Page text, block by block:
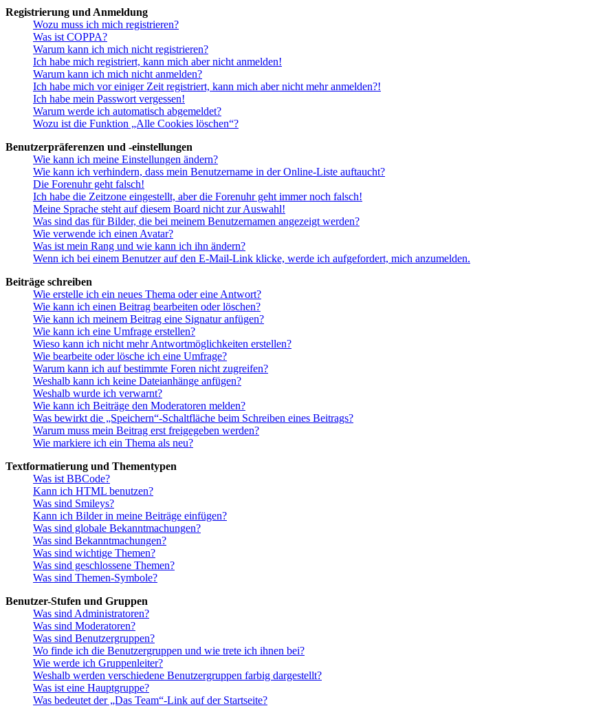
Registrierung und Anmeldung
Wozu muss ich mich registrieren?
Was ist COPPA?
Warum kann ich mich nicht registrieren?
Ich habe mich registriert, kann mich aber nicht anmelden!
Warum kann ich mich nicht anmelden?
Ich habe mich vor einiger Zeit registriert, kann mich aber nicht mehr anmelden?!
Ich habe mein Passwort vergessen!
Warum werde ich automatisch abgemeldet?
Wozu ist die Funktion „Alle Cookies löschen“?
Benutzerpräferenzen und -einstellungen
Wie kann ich meine Einstellungen ändern?
Wie kann ich verhindern, dass mein Benutzername in der Online-Liste auftaucht?
Die Forenuhr geht falsch!
Ich habe die Zeitzone eingestellt, aber die Forenuhr geht immer noch falsch!
Meine Sprache steht auf diesem Board nicht zur Auswahl!
Was sind das für Bilder, die bei meinem Benutzernamen angezeigt werden?
Wie verwende ich einen Avatar?
Was ist mein Rang und wie kann ich ihn ändern?
Wenn ich bei einem Benutzer auf den E-Mail-Link klicke, werde ich aufgefordert, mich anzumelden.
Beiträge schreiben
Wie erstelle ich ein neues Thema oder eine Antwort?
Wie kann ich einen Beitrag bearbeiten oder löschen?
Wie kann ich meinem Beitrag eine Signatur anfügen?
Wie kann ich eine Umfrage erstellen?
Wieso kann ich nicht mehr Antwortmöglichkeiten erstellen?
Wie bearbeite oder lösche ich eine Umfrage?
Warum kann ich auf bestimmte Foren nicht zugreifen?
Weshalb kann ich keine Dateianhänge anfügen?
Weshalb wurde ich verwarnt?
Wie kann ich Beiträge den Moderatoren melden?
Was bewirkt die „Speichern“-Schaltfläche beim Schreiben eines Beitrags?
Warum muss mein Beitrag erst freigegeben werden?
Wie markiere ich ein Thema als neu?
Textformatierung und Thementypen
Was ist BBCode?
Kann ich HTML benutzen?
Was sind Smileys?
Kann ich Bilder in meine Beiträge einfügen?
Was sind globale Bekanntmachungen?
Was sind Bekanntmachungen?
Was sind wichtige Themen?
Was sind geschlossene Themen?
Was sind Themen-Symbole?
Benutzer-Stufen und Gruppen
Was sind Administratoren?
Was sind Moderatoren?
Was sind Benutzergruppen?
Wo finde ich die Benutzergruppen und wie trete ich ihnen bei?
Wie werde ich Gruppenleiter?
Weshalb werden verschiedene Benutzergruppen farbig dargestellt?
Was ist eine Hauptgruppe?
Was bedeutet der „Das Team“-Link auf der Startseite?